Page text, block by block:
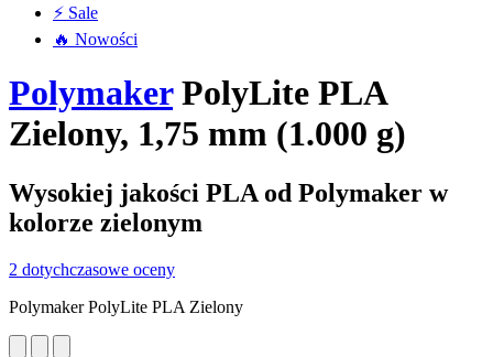
⚡ Sale
🔥 Nowości
PolymakerPolyLite PLA
Zielony, 1,75 mm (1.000 g)
Wysokiej jakości PLA od Polymaker w
kolorze zielonym
2 dotychczasowe oceny
Polymaker PolyLite PLA Zielony